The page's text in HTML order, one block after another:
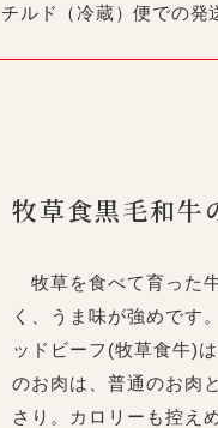
チルド（冷蔵）便での発
牧草食黒毛和牛
牧草を食べて育った
く、うま味が強めです
ッドビーフ(牧草食牛)
のお肉は、普通のお肉
さり。カロリーも控え